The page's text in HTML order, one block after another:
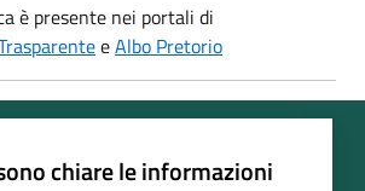
è presente nei portali di
eAlbo Pretorio
chiare le informazioni